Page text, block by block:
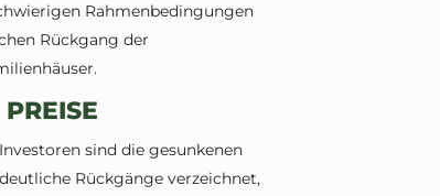
Rahmenbedingungen
Rückgang der
sind die gesunkenen
Rückgänge verzeichnet,